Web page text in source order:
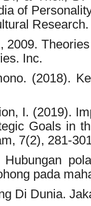
of
Research.
2009.
Inc.
(2018).
I. (2019).
Goals in
7(2), 281-
pada
Di Dunia.